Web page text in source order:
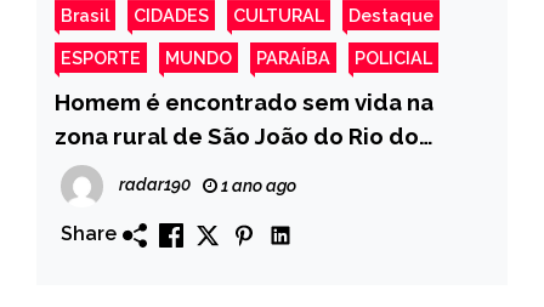
Brasil CIDADES CULTURAL Destaque
ESPORTE MUNDO PARAÍBA POLICIAL
Homem é encontrado sem vida na
zona rural de São João do Rio do
Peixe.
radar190 1 ano ago
Share